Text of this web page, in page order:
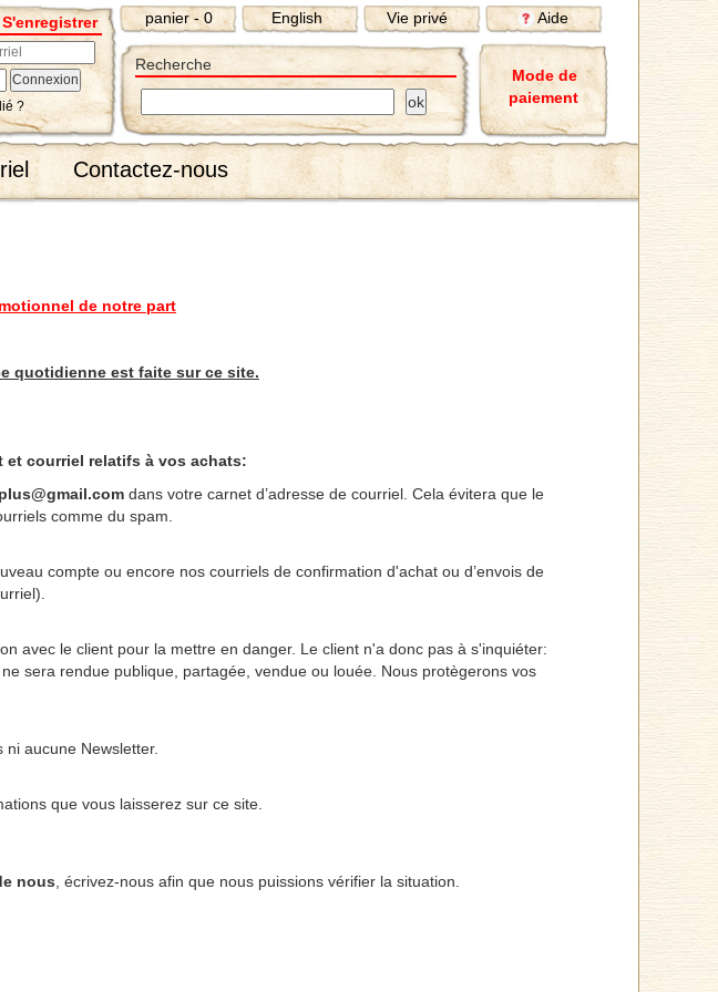
S'enregistrer
?
panier - 0 English Vie privé Aide
Recherche
Mode de
paiement
Contactez-nous
de notre part
quotidienne est faite sur ce site.
et courriel relatifs à vos achats:
dans votre carnet d’adresse de courriel. Cela évitera que le
comme du spam.
compte ou encore nos courriels de confirmation d'achat ou d’envois de
avec le client pour la mettre en danger. Le client n'a donc pas à s'inquiéter:
sera rendue publique, partagée, vendue ou louée. Nous protègerons vos
aucune Newsletter.
que vous laisserez sur ce site.
nous , écrivez-nous afin que nous puissions vérifier la situation.